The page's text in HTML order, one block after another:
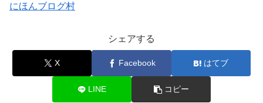
にほんブログ村
シェアする
X Facebook はてブ
LINE コピー